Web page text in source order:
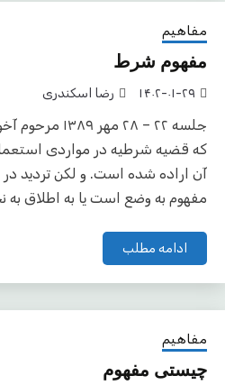
مفاهیم
مفهوم شرط
۱۴۰۲-۰۱-۲۹ رضا اسکندری
جلسه ۲۲ – ۲۸
که قضیه شرطیه در مواردی
آن اراده شده است. و لکن تردید در
مفهوم به وضع است یا به اطلاق به
ادامه مطلب
مفاهیم
چیستی مفهوم